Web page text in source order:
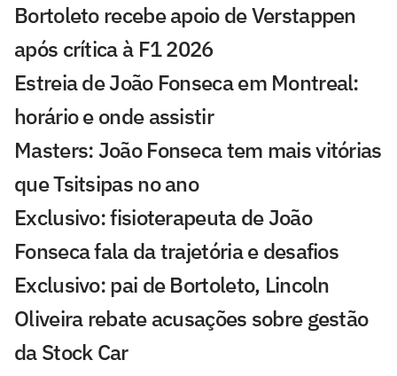
Bortoleto recebe apoio de Verstappen
após crítica à F1 2026
Estreia de João Fonseca em Montreal:
horário e onde assistir
Masters: João Fonseca tem mais vitórias
que Tsitsipas no ano
Exclusivo: fisioterapeuta de João
Fonseca fala da trajetória e desafios
Exclusivo: pai de Bortoleto, Lincoln
Oliveira rebate acusações sobre gestão
da Stock Car